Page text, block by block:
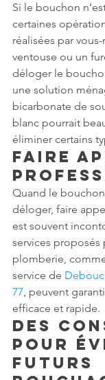
Si le bouchon
certaines
réalisées par
ventouse ou un
déloger le
une solution
bicarbonate de
blanc pourrait
éliminer certains
Faire
Quand le
déloger, faire
est souvent
services proposés
plomberie,
service de
77, peuvent
efficace et rapide.
Des
pour
futurs